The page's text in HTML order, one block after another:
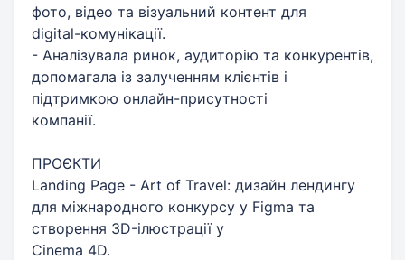
фото, відео та візуальний контент для
digital-комунікації.
- Аналізувала ринок, аудиторію та конкурентів,
допомагала із залученням клієнтів і
підтримкою онлайн-присутності
компанії.
ПРОЄКТИ
Landing Page - Art of Travel: дизайн лендингу
для міжнародного конкурсу у Figma та
створення 3D-ілюстрації у
Cinema 4D.